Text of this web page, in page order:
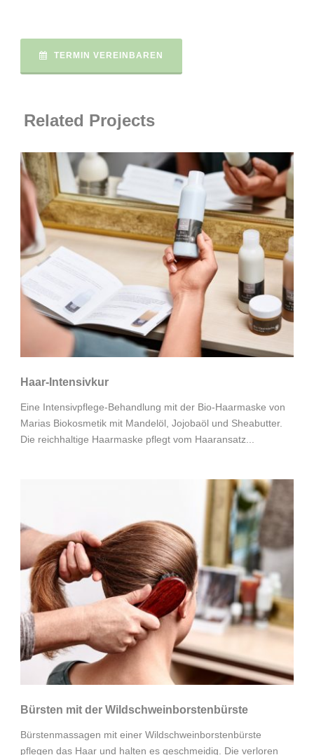
TERMIN VEREINBAREN
Related Projects
Haar-Intensivkur
Eine Intensivpflege-Behandlung mit der Bio-Haarmaske von
Marias Biokosmetik mit Mandelöl, Jojobaöl und Sheabutter.
Die reichhaltige Haarmaske pflegt vom Haaransatz...
Bürsten mit der Wildschweinborstenbürste
Bürstenmassagen mit einer Wildschweinborstenbürste
pflegen das Haar und halten es geschmeidig. Die verloren